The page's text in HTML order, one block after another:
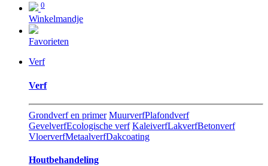
0
Winkelmandje
Favorieten
Verf
Verf
Grondverf en primer MuurverfPlafondverf
GevelverfEcologische verf KaleiverfLakverfBetonverf
VloerverfMetaalverfDakcoating
Hout​behandeling